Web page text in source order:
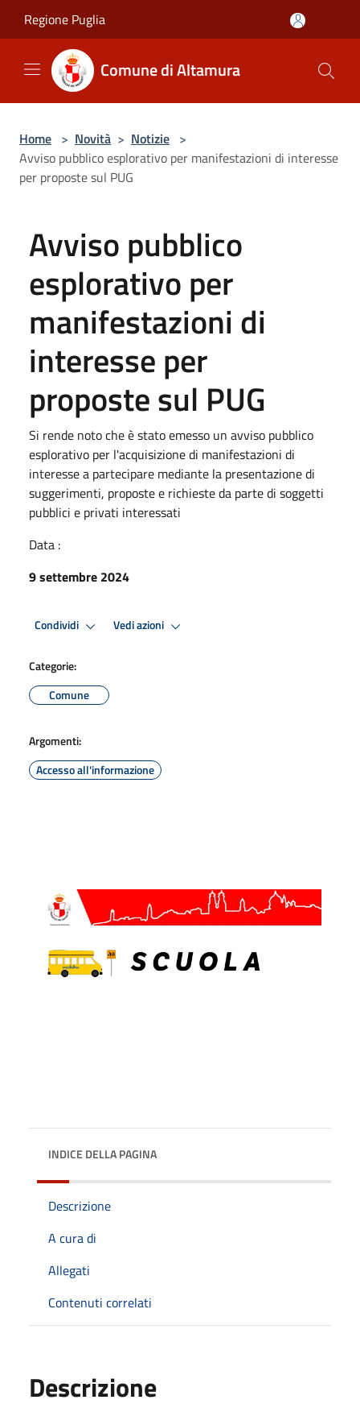
Regione Puglia
Comune di Altamura
Home > Novità > Notizie >
Avviso pubblico esplorativo per manifestazioni di interesse
per proposte sul PUG
Avviso pubblico
esplorativo per
manifestazioni di
interesse per
proposte sul PUG
Si rende noto che è stato emesso un avviso pubblico
esplorativo per l'acquisizione di manifestazioni di
interesse a partecipare mediante la presentazione di
suggerimenti, proposte e richieste da parte di soggetti
pubblici e privati interessati
Data :
9 settembre 2024
Condividi Vedi azioni
Categorie:
Comune
Argomenti:
Accesso all'informazione
INDICE DELLA PAGINA
Descrizione
A cura di
Allegati
Contenuti correlati
Descrizione